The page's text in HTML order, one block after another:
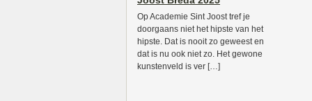
Op Academie Sint Joost tref je
doorgaans niet het hipste van het
hipste. Dat is nooit zo geweest en
dat is nu ook niet zo. Het gewone
kunstenveld is ver […]